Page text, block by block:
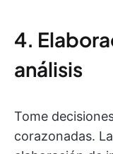
4.
análisis
Tome
corazonadas.